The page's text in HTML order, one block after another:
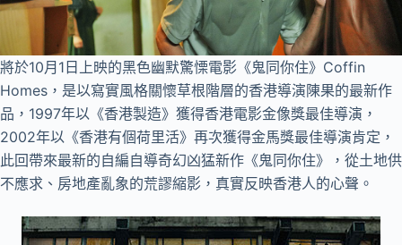
將於10月1日上映的黑色幽默驚慄電影《鬼同你住》Coffin
Homes，是以寫實風格關懷草根階層的香港導演陳果的最新作
品，1997年以《香港製造》獲得香港電影金像獎最佳導演，
2002年以《香港有個荷里活》再次獲得金馬獎最佳導演肯定，
此回帶來最新的自編自導奇幻凶猛新作《鬼同你住》，從土地供
不應求、房地產亂象的荒謬縮影，真實反映香港人的心聲。